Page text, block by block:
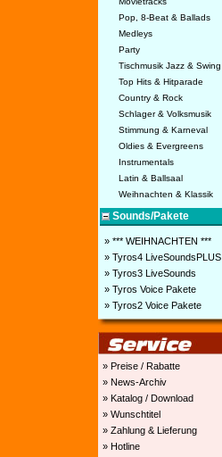
Pop, 8-Beat & Ballads
Medleys
Party
Tischmusik Jazz & Swing
Top Hits & Hitparade
Country & Rock
Schlager & Volksmusik
Stimmung & Karneval
Oldies & Evergreens
Instrumentals
Latin & Ballsaal
Weihnachten & Klassik
Sounds/Pakete
» *** WEIHNACHTEN ***
» Tyros4 LiveSoundsPLUS
» Tyros3 LiveSounds
» Tyros Voice Pakete
» Tyros2 Voice Pakete
» Preise / Rabatte
» News-Archiv
» Katalog / Download
» Wunschtitel
» Zahlung & Lieferung
» Hotline